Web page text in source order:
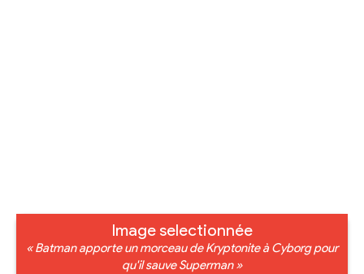
Image selectionnée
« Batman apporte un morceau de Kryptonite à Cyborg pour
qu'il sauve Superman »